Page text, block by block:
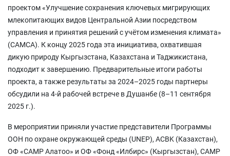
проектом «Улучшение сохранения ключевых мигрирующих
млекопитающих видов Центральной Азии посредством
управления и принятия решений с учётом изменения климата»
(САМСА). К концу 2025 года эта инициатива, охватившая
дикую природу Кыргызстана, Казахстана и Таджикистана,
подходит к завершению. Предварительные итоги работы
проекта, а также результаты за 2024–2025 годы партнеры
обсудили на 4-й рабочей встрече в Душанбе (8–11 сентября
2025 г.).
В мероприятии приняли участие представители Программы
ООН по охране окружающей среды (UNEP), ACBK (Казахстан),
ОФ «CAMP Aлатоо» и ОФ «Фонд «Илбирс» (Кыргызстан), CAMP